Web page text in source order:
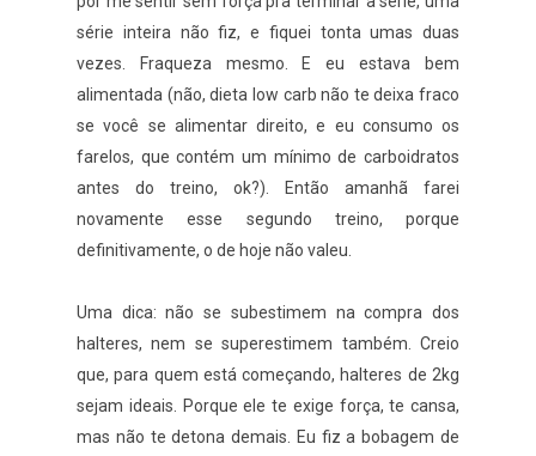
série inteira não fiz, e fiquei tonta umas duas
vezes. Fraqueza mesmo. E eu estava bem
alimentada (não, dieta low carb não te deixa fraco
se você se alimentar direito, e eu consumo os
farelos, que contém um mínimo de carboidratos
antes do treino, ok?). Então amanhã farei
novamente esse segundo treino, porque
definitivamente, o de hoje não valeu.
Uma dica: não se subestimem na compra dos
halteres, nem se superestimem também. Creio
que, para quem está começando, halteres de 2kg
sejam ideais. Porque ele te exige força, te cansa,
mas não te detona demais. Eu fiz a bobagem de